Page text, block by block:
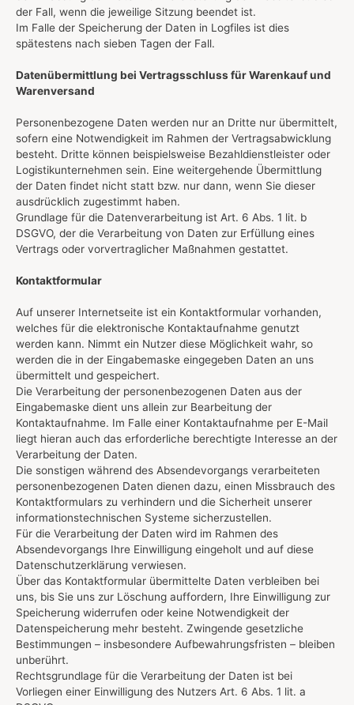
der Fall, wenn die jeweilige Sitzung beendet ist.
Im Falle der Speicherung der Daten in Logfiles ist dies
spätestens nach sieben Tagen der Fall.
Datenübermittlung bei Vertragsschluss für Warenkauf und
Warenversand
Personenbezogene Daten werden nur an Dritte nur übermittelt,
sofern eine Notwendigkeit im Rahmen der Vertragsabwicklung
besteht. Dritte können beispielsweise Bezahldienstleister oder
Logistikunternehmen sein. Eine weitergehende Übermittlung
der Daten findet nicht statt bzw. nur dann, wenn Sie dieser
ausdrücklich zugestimmt haben.
Grundlage für die Datenverarbeitung ist Art. 6 Abs. 1 lit. b
DSGVO, der die Verarbeitung von Daten zur Erfüllung eines
Vertrags oder vorvertraglicher Maßnahmen gestattet.
Kontaktformular
Auf unserer Internetseite ist ein Kontaktformular vorhanden,
welches für die elektronische Kontaktaufnahme genutzt
werden kann. Nimmt ein Nutzer diese Möglichkeit wahr, so
werden die in der Eingabemaske eingegeben Daten an uns
übermittelt und gespeichert.
Die Verarbeitung der personenbezogenen Daten aus der
Eingabemaske dient uns allein zur Bearbeitung der
Kontaktaufnahme. Im Falle einer Kontaktaufnahme per E-Mail
liegt hieran auch das erforderliche berechtigte Interesse an der
Verarbeitung der Daten.
Die sonstigen während des Absendevorgangs verarbeiteten
personenbezogenen Daten dienen dazu, einen Missbrauch des
Kontaktformulars zu verhindern und die Sicherheit unserer
informationstechnischen Systeme sicherzustellen.
Für die Verarbeitung der Daten wird im Rahmen des
Absendevorgangs Ihre Einwilligung eingeholt und auf diese
Datenschutzerklärung verwiesen.
Über das Kontaktformular übermittelte Daten verbleiben bei
uns, bis Sie uns zur Löschung auffordern, Ihre Einwilligung zur
Speicherung widerrufen oder keine Notwendigkeit der
Datenspeicherung mehr besteht. Zwingende gesetzliche
Bestimmungen – insbesondere Aufbewahrungsfristen – bleiben
unberührt.
Rechtsgrundlage für die Verarbeitung der Daten ist bei
Vorliegen einer Einwilligung des Nutzers Art. 6 Abs. 1 lit. a